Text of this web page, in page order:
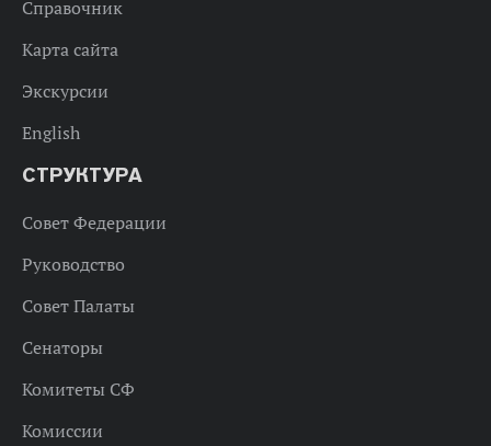
Справочник
Карта сайта
Экскурсии
English
СТРУКТУРА
Совет Федерации
Руководство
Совет Палаты
Сенаторы
Комитеты СФ
Комиссии